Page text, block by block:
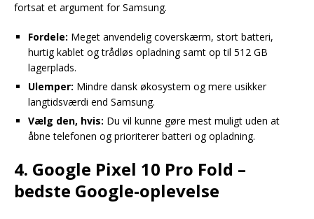
fortsat et argument for Samsung.
Fordele: Meget anvendelig coverskærm, stort batteri,
hurtig kablet og trådløs opladning samt op til 512 GB
lagerplads.
Ulemper: Mindre dansk økosystem og mere usikker
langtidsværdi end Samsung.
Vælg den, hvis: Du vil kunne gøre mest muligt uden at
åbne telefonen og prioriterer batteri og opladning.
4. Google Pixel 10 Pro Fold –
bedste Google-oplevelse